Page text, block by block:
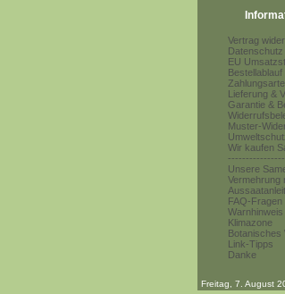
Vertrag
Datenschutz
EU
Bestellablauf
Lieferung &
Garantie &
Muster-
Wir kaufen
Unsere
Vermehrung
FAQ-
Warnhinweis
Klimazone
Botanisches
Link-Tipps
Danke
Freitag, 7. August